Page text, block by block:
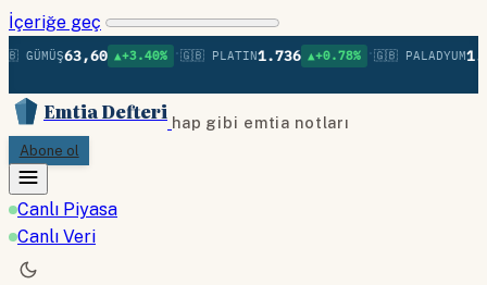
İçeriğe geç
63,60 ▲+3.40% •🇬🇧 PLATIN1.736 ▲+0.78% •🇬🇧 PALADYUM
Emtia Defteri hap gibi emtia notları
Abone ol
Canlı Piyasa
Canlı Veri